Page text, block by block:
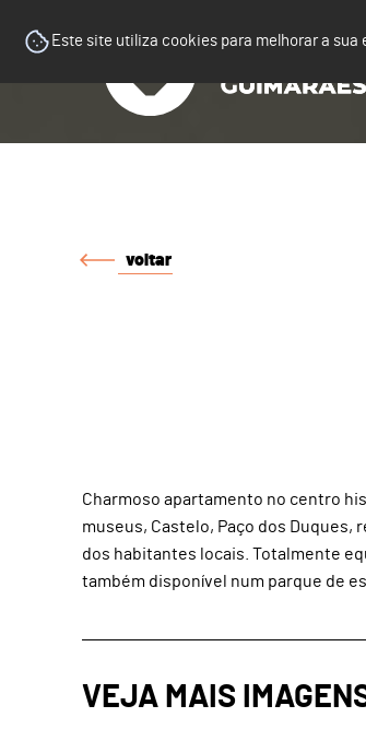
Este site utiliza cookies para melhorar a sua
voltar
Charmoso apartamento no centro
museus, Castelo, Paço dos Duques,
dos habitantes locais. Totalmente
também disponível num parque de